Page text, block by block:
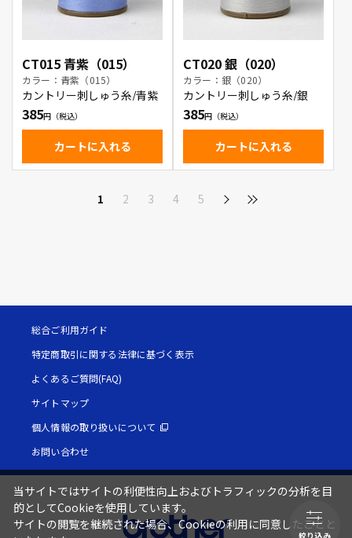
絞り込み
CT015 青紫（015）
カラー：青紫（015）
カントリー刺しゅう糸/青紫
385
カートに入れる
CT020 銀（020）
カラー：銀（020）
カントリー刺しゅう糸/銀
385
カートに入れる
1 2 3 4 5
総合ご利用ガイド
特定商取引に関する法律に基づく表示
よくあるご質問(FAQ)
サイトマップ
個人情報の取り扱いについて
お問い合わせ
当サイトではサイトの利便性向上およびトラフィックの分析を目
的としてCookieを使用しています。
サイトの閲覧を継続された場合、Cookieの利用に同意したことと